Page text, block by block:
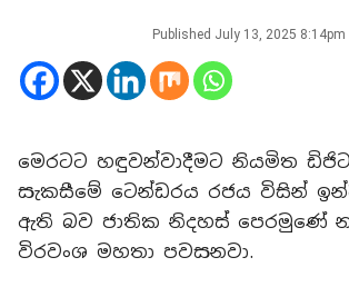
Published July 13, 2025 8:14pm
මෙරටට හඳුවන්වාදීමට නියමිත
සැකසීමේ ටෙන්ඩරය රජය විසින්
ඇති බව ජාතික නිදහස් පෙරමුණේ
විරවංශ මහතා පවසනවා.